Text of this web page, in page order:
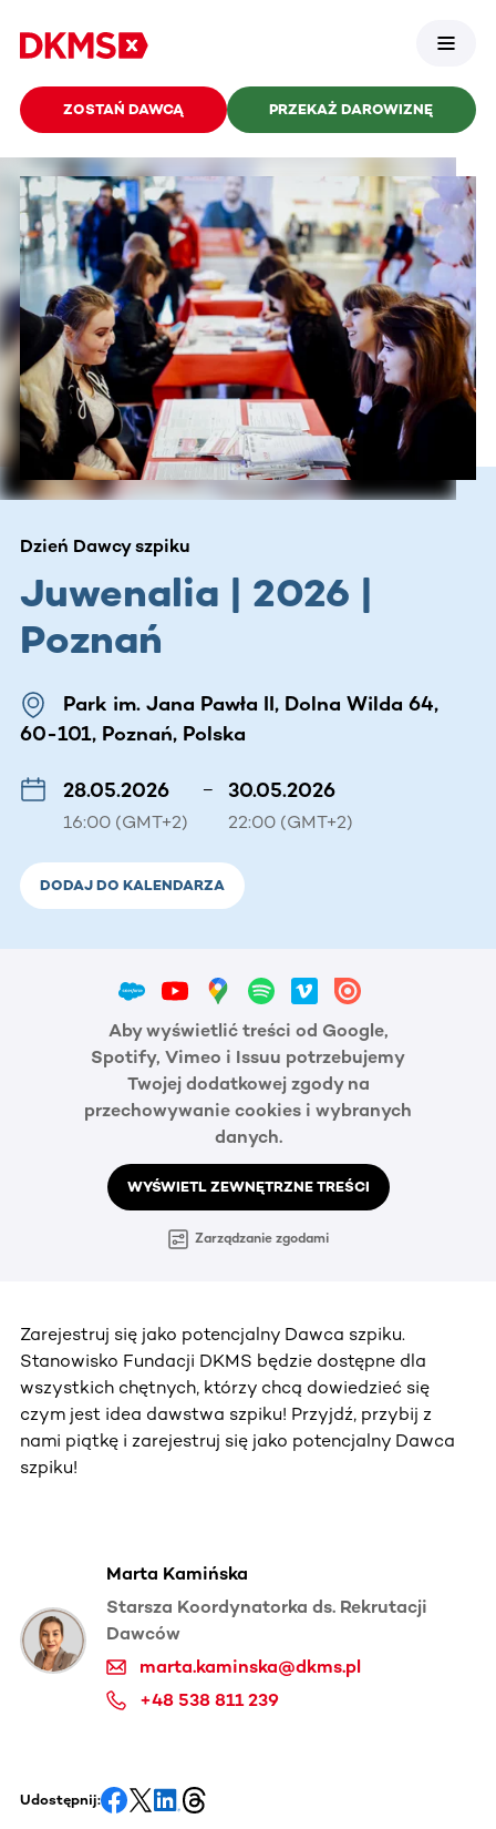
ZOSTAŃ DAWCĄ PRZEKAŻ DAROWIZNĘ
Dzień Dawcy szpiku
Juwenalia | 2026 |
Poznań
Park im. Jana Pawła II, Dolna Wilda 64,
60-101, Poznań, Polska
28.05.2026
16:00 (GMT+2)
– 30.05.2026
22:00 (GMT+2)
DODAJ DO KALENDARZA
Aby wyświetlić treści od Google,
Spotify, Vimeo i Issuu potrzebujemy
Twojej dodatkowej zgody na
przechowywanie cookies i wybranych
danych.
WYŚWIETL ZEWNĘTRZNE TREŚCI
Zarządzanie zgodami
Zarejestruj się jako potencjalny Dawca szpiku.
Stanowisko Fundacji DKMS będzie dostępne dla
wszystkich chętnych, którzy chcą dowiedzieć się
czym jest idea dawstwa szpiku! Przyjdź, przybij z
nami piątkę i zarejestruj się jako potencjalny Dawca
szpiku!
Marta Kamińska
Starsza Koordynatorka ds. Rekrutacji
Dawców
marta.kaminska@dkms.pl
+48 538 811 239
Udostępnij: